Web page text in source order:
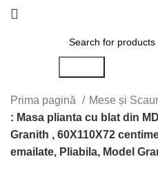
Prima pagină Mese și
: Masa plianta cu blat din
Granith , 60X110X72
emailate, Pliabila, Model